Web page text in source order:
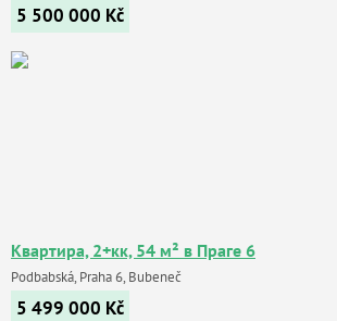
5 500 000 Kč
Квартира, 2+кк, 54 м² в Праге 6
Podbabská, Praha 6, Bubeneč
5 499 000 Kč